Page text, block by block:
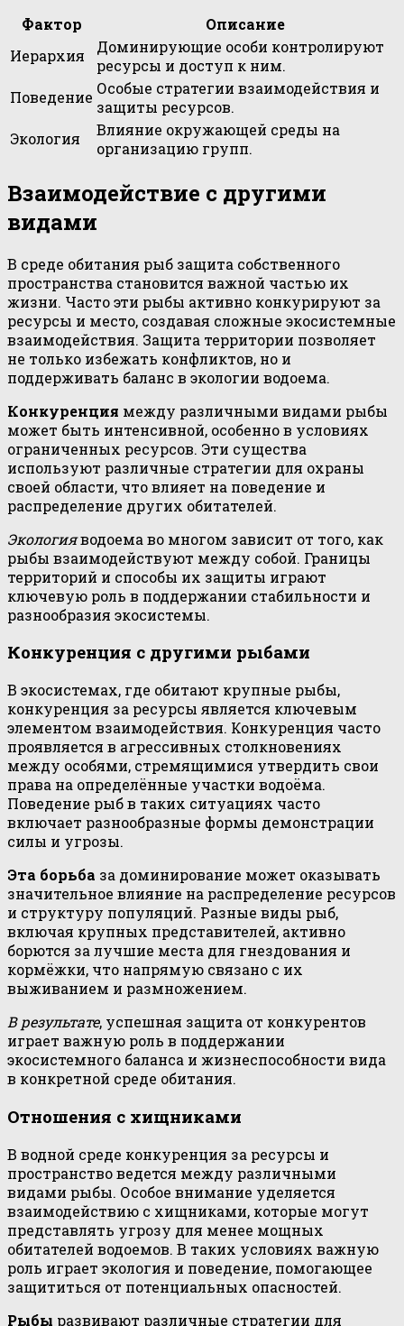
Фактор
Описание
Иерархия
Доминирующие особи контролируют
ресурсы и доступ к ним.
Поведение Особые стратегии взаимодействия и
защиты ресурсов.
Экология
Влияние окружающей среды на
организацию групп.
Взаимодействие с другими
видами
В среде обитания рыб защита собственного
пространства становится важной частью их
жизни. Часто эти рыбы активно конкурируют за
ресурсы и место, создавая сложные экосистемные
взаимодействия. Защита территории позволяет
не только избежать конфликтов, но и
поддерживать баланс в экологии водоема.
Конкуренция между различными видами рыбы
может быть интенсивной, особенно в условиях
ограниченных ресурсов. Эти существа
используют различные стратегии для охраны
своей области, что влияет на поведение и
распределение других обитателей.
Экологияводоема во многом зависит от того, как
рыбы взаимодействуют между собой. Границы
территорий и способы их защиты играют
ключевую роль в поддержании стабильности и
разнообразия экосистемы.
Конкуренция с другими рыбами
В экосистемах, где обитают крупные рыбы,
конкуренция за ресурсы является ключевым
элементом взаимодействия. Конкуренция часто
проявляется в агрессивных столкновениях
между особями, стремящимися утвердить свои
права на определённые участки водоёма.
Поведение рыб в таких ситуациях часто
включает разнообразные формы демонстрации
силы и угрозы.
Эта борьба за доминирование может оказывать
значительное влияние на распределение ресурсов
и структуру популяций. Разные виды рыб,
включая крупных представителей, активно
борются за лучшие места для гнездования и
кормёжки, что напрямую связано с их
выживанием и размножением.
В результате, успешная защита от конкурентов
играет важную роль в поддержании
экосистемного баланса и жизнеспособности вида
в конкретной среде обитания.
Отношения с хищниками
В водной среде конкуренция за ресурсы и
пространство ведется между различными
видами рыбы. Особое внимание уделяется
взаимодействию с хищниками, которые могут
представлять угрозу для менее мощных
обитателей водоемов. В таких условиях важную
роль играет экология и поведение, помогающее
защититься от потенциальных опасностей.
Рыбы развивают различные стратегии для